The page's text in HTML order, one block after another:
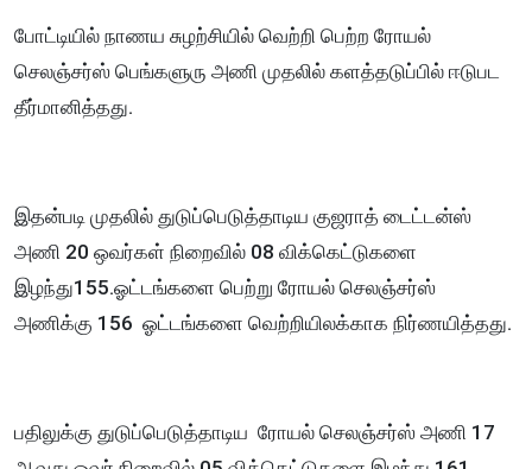
போட்டியில் நாணய சுழற்சியில் வெற்றி பெற்ற ரோயல்
செலஞ்சர்ஸ் பெங்களுரு அணி முதலில் களத்தடுப்பில் ஈடுபட
தீர்மானித்தது.
இதன்படி முதலில் துடுப்பெடுத்தாடிய குஜராத் டைட்டன்ஸ்
அணி 20 ஒவர்கள் நிறைவில் 08 விக்கெட்டுகளை
இழந்து155.ஓட்டங்களை பெற்று ரோயல் செலஞ்சர்ஸ்
அணிக்கு 156 ஓட்டங்களை வெற்றியிலக்காக நிர்ணயித்தது.
பதிலுக்கு துடுப்பெடுத்தாடிய ரோயல் செலஞ்சர்ஸ் அணி 17